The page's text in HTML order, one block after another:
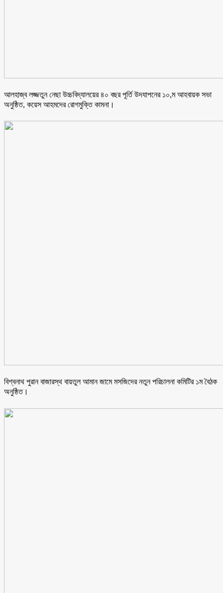
আলহাজ্ব লজ্জতুন নেছা উচ্চবিদ্যালয়ের ৪০ বছর পূর্তি উদযাপনের ১০,ম আহবায়ক সভা
অনুষ্ঠিত, কয়েস আহমদের রোগমুক্তি কামনা।
বিশ্বনাথ পুরান বাজারস্থ বায়তুল আমান জামে মসজিদের নতুন পরিচালনা কমিটির ১ম বৈঠক
অনুষ্ঠিত।